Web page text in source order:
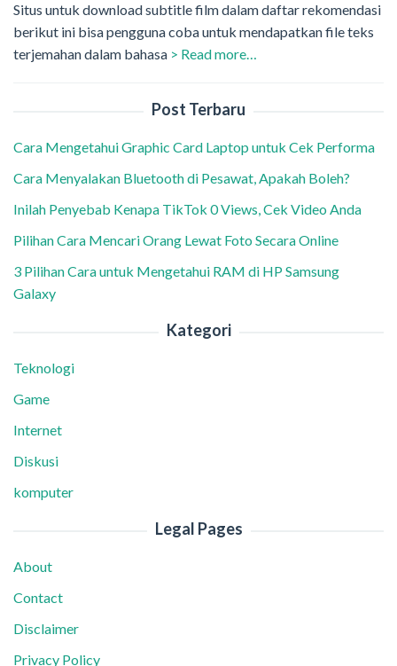
Situs untuk download subtitle film dalam daftar rekomendasi
berikut ini bisa pengguna coba untuk mendapatkan file teks
terjemahan dalam bahasa > Read more…
Post Terbaru
Cara Mengetahui Graphic Card Laptop untuk Cek Performa
Cara Menyalakan Bluetooth di Pesawat, Apakah Boleh?
Inilah Penyebab Kenapa TikTok 0 Views, Cek Video Anda
Pilihan Cara Mencari Orang Lewat Foto Secara Online
3 Pilihan Cara untuk Mengetahui RAM di HP Samsung
Galaxy
Kategori
Teknologi
Game
Internet
Diskusi
komputer
Legal Pages
About
Contact
Disclaimer
Privacy Policy